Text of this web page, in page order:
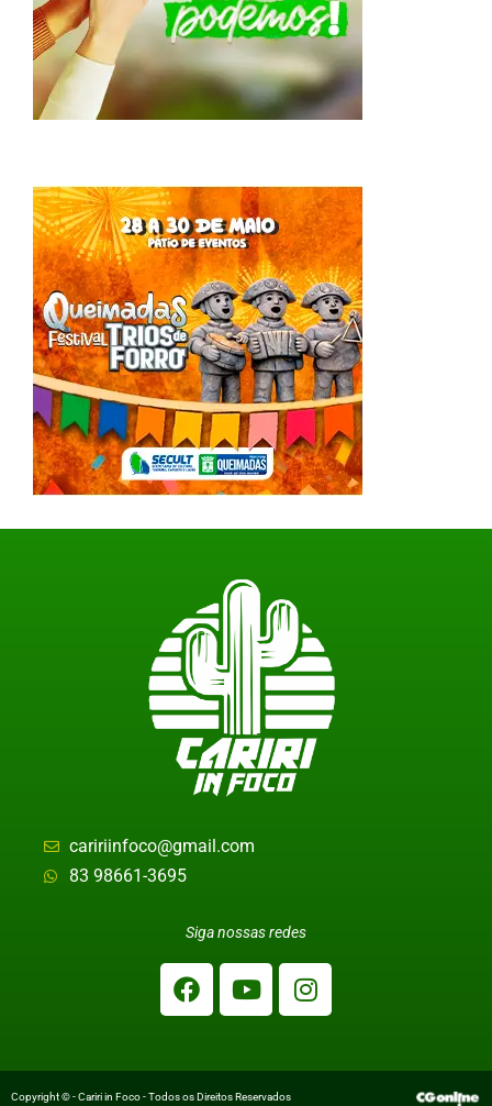
caririinfoco@gmail.com
83 98661-3695
Siga nossas redes
Copyright © - Cariri in Foco - Todos os Direitos Reservados